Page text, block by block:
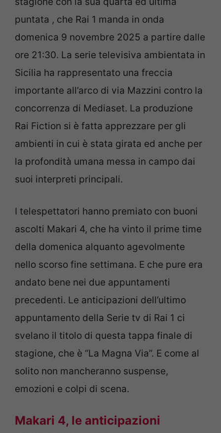
puntata , che Rai 1 manda in onda
domenica 9 novembre 2025 a partire dalle
ore 21:30. La serie televisiva ambientata in
Sicilia ha rappresentato una freccia
importante all’arco di via Mazzini contro la
concorrenza di Mediaset. La produzione
Rai Fiction si è fatta apprezzare per gli
ambienti in cui è stata girata ed anche per
la profondità umana messa in campo dai
suoi interpreti principali.
I telespettatori hanno premiato con buoni
ascolti Makari 4, che ha vinto il prime time
della domenica alquanto agevolmente
nello scorso fine settimana. E che pure era
andato bene nei due appuntamenti
precedenti. Le anticipazioni dell’ultimo
appuntamento della Serie tv di Rai 1 ci
svelano il titolo di questa tappa finale di
stagione, che è “La Magna Via”. E come al
solito non mancheranno suspense,
emozioni e colpi di scena.
Makari 4, le anticipazioni